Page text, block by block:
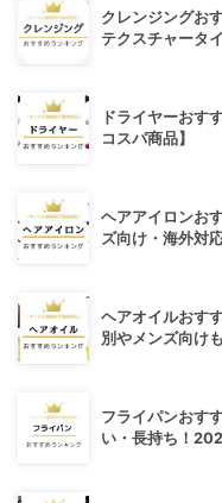
クレンジングお
テクスチャータ
ドライヤーおす
コスパ商品】
ヘアアイロンお
ズ向け・海外対
ヘアオイルおす
別やメンズ向けも
フライパンおす
い・長持ち！